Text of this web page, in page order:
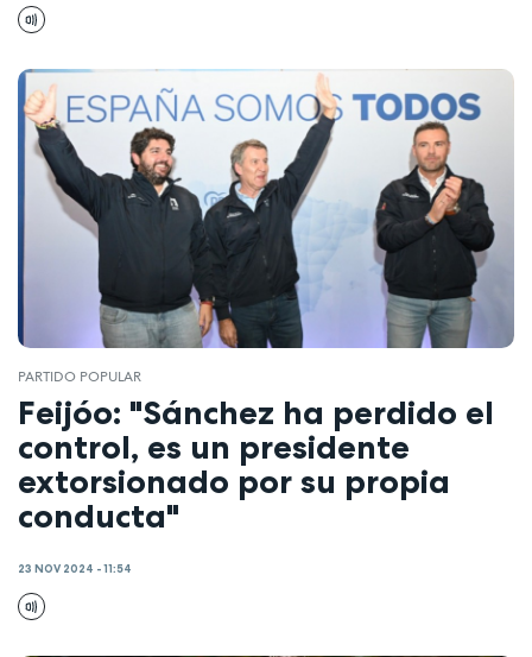
PARTIDO POPULAR
Feijóo: "Sánchez ha perdido el
control, es un presidente
extorsionado por su propia
conducta"
23 NOV 2024 - 11:54